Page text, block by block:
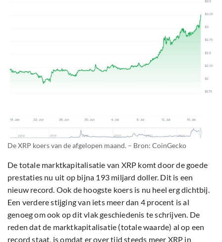
De XRP koers van de afgelopen maand. – Bron: CoinGecko
De totale marktkapitalisatie van XRP komt door de goede
prestaties nu uit op bijna 193 miljard doller. Dit is een
nieuw record. Ook de hoogste koers is nu heel erg dichtbij.
Een verdere stijging van iets meer dan 4 procent is al
genoeg om ook op dit vlak geschiedenis te schrijven. De
reden dat de marktkapitalisatie (totale waarde) al op een
record staat, is omdat er over tijd steeds meer XRP in